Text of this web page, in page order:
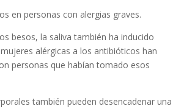
en personas con alergias graves.
besos, la saliva también ha inducido
alérgicas a los antibióticos han
personas que habían tomado esos
también pueden desencadenar una